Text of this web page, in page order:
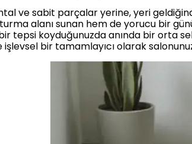
ve sabit parçalar yerine, yeri
alanı sunan hem de yorucu bir
tepsi koyduğunuzda anında bir orta
bir tamamlayıcı olarak